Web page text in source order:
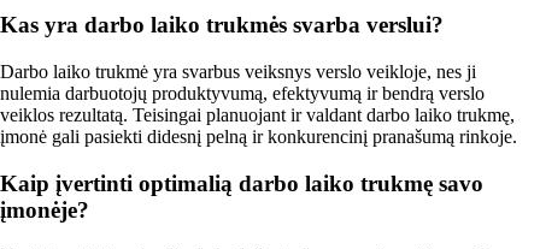
Kas yra darbo laiko trukmės svarba verslui?
Darbo laiko trukmė yra svarbus veiksnys verslo veikloje, nes ji
nulemia darbuotojų produktyvumą, efektyvumą ir bendrą verslo
veiklos rezultatą. Teisingai planuojant ir valdant darbo laiko trukmę,
įmonė gali pasiekti didesnį pelną ir konkurencinį pranašumą rinkoje.
Kaip įvertinti optimalią darbo laiko trukmę savo
įmonėje?